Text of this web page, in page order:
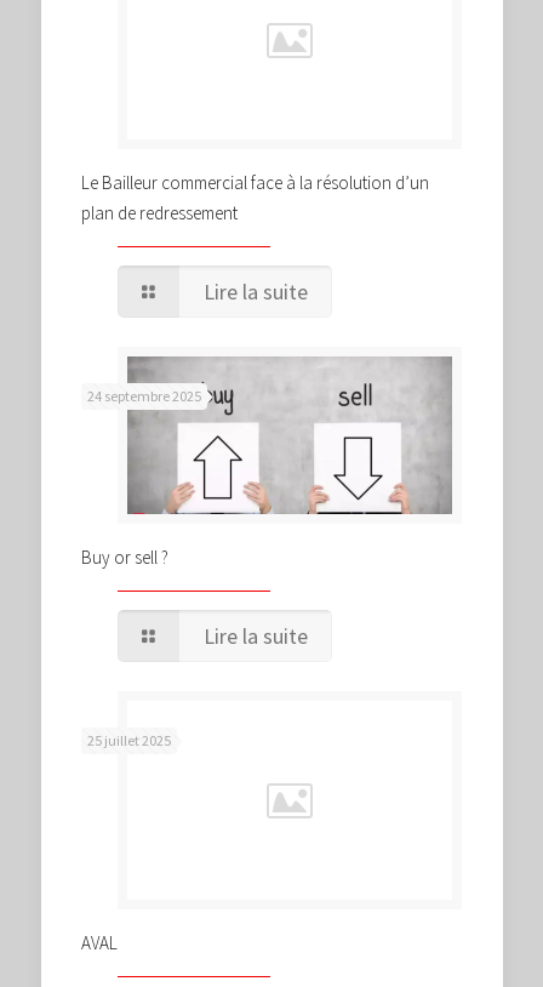
Le Bailleur commercial face à la résolution d’un
plan de redressement
Lire la suite
24 septembre 2025
Buy or sell ?
Lire la suite
25 juillet 2025
AVAL